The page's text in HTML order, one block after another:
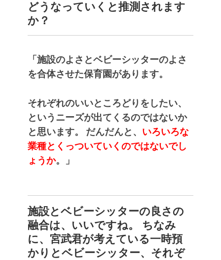
どうなっていくと推測されます
か？
「施設のよさとベビーシッターのよさ
を合体させた保育園があります。
それぞれのいいところどりをしたい、
というニーズが出てくるのではないか
と思います。
だんだんと、 いろいろな
業種とくっついていくのではないでし
ょうか。」
施設とベビーシッターの良さの
融合は、いいですね。
ちなみ
に、宮武君が考えている一時預
かりとベビーシッター、それぞ